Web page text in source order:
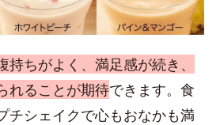
持ちがよく、満足感が続き、
れることが期待できます。食
チシェイクで心もおなかも満